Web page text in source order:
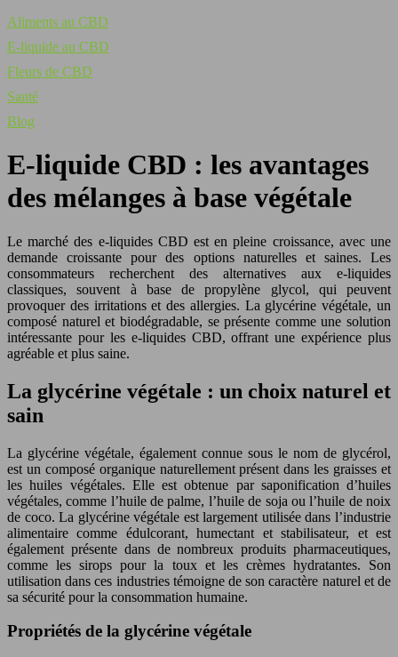
Aliments au CBD
E-liquide au CBD
Fleurs de CBD
Santé
Blog
E-liquide CBD : les avantages
des mélanges à base végétale
Le marché des e-liquides CBD est en pleine croissance, avec une
demande croissante pour des options naturelles et saines. Les
consommateurs recherchent des alternatives aux e-liquides
classiques, souvent à base de propylène glycol, qui peuvent
provoquer des irritations et des allergies. La glycérine végétale, un
composé naturel et biodégradable, se présente comme une solution
intéressante pour les e-liquides CBD, offrant une expérience plus
agréable et plus saine.
La glycérine végétale : un choix naturel et
sain
La glycérine végétale, également connue sous le nom de glycérol,
est un composé organique naturellement présent dans les graisses et
les huiles végétales. Elle est obtenue par saponification d’huiles
végétales, comme l’huile de palme, l’huile de soja ou l’huile de noix
de coco. La glycérine végétale est largement utilisée dans l’industrie
alimentaire comme édulcorant, humectant et stabilisateur, et est
également présente dans de nombreux produits pharmaceutiques,
comme les sirops pour la toux et les crèmes hydratantes. Son
utilisation dans ces industries témoigne de son caractère naturel et de
sa sécurité pour la consommation humaine.
Propriétés de la glycérine végétale